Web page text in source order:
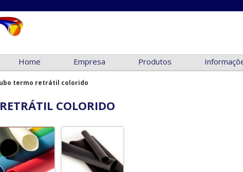
Home Empresa Produtos
termo retrátil colorido
COLORIDO